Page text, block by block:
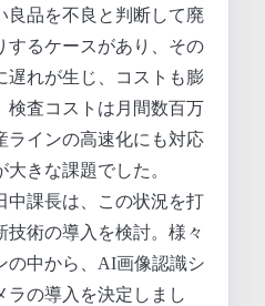
良品を不良と判断して廃
するケースがあり、その
遅れが生じ、コストも膨
検査コストは月間数百万
ラインの高速化にも対応
大きな課題でした。
中課長は、この状況を打
技術の導入を検討。様々
の中から、AI画像認識シ
ラの導入を決定しまし